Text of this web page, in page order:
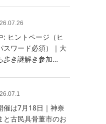
: ヒントページ（ヒ
スワード必須）｜大
歩き謎解き参加…
催は7月18日｜神奈
と古民具骨董市のお